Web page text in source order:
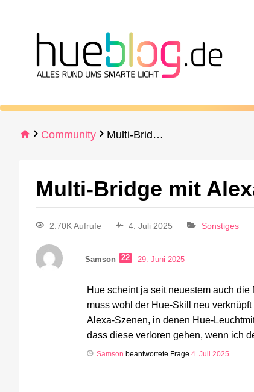
Community Multi-Bridge mit Alexa?
Multi-Bridge mit
2.70K Aufrufe 4. Juli 2025 Sonstiges
Samson 22 29. Juni 2025
Hue scheint ja seit neuestem auch
muss wohl der Hue-Skill neu
Alexa-Szenen, in denen Hue-
dass diese verloren gehen, wenn ich
Samson beantwortete Frage 4. Juli 2025